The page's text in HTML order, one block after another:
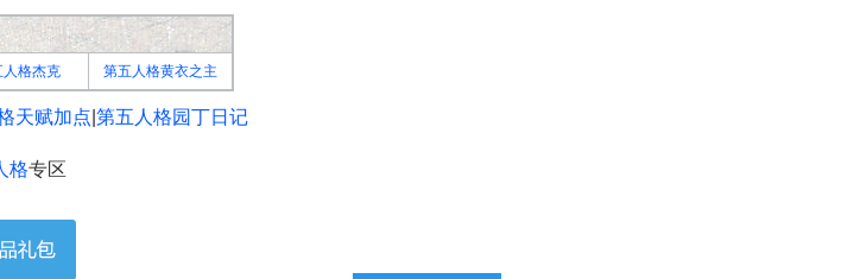
人格杰克 第五人格黄衣之主
天赋加点 第五人格园丁日记
格专区